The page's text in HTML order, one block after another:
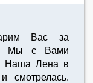
Вас за
Мы с Вами
Наша Лена в
смотрелась.